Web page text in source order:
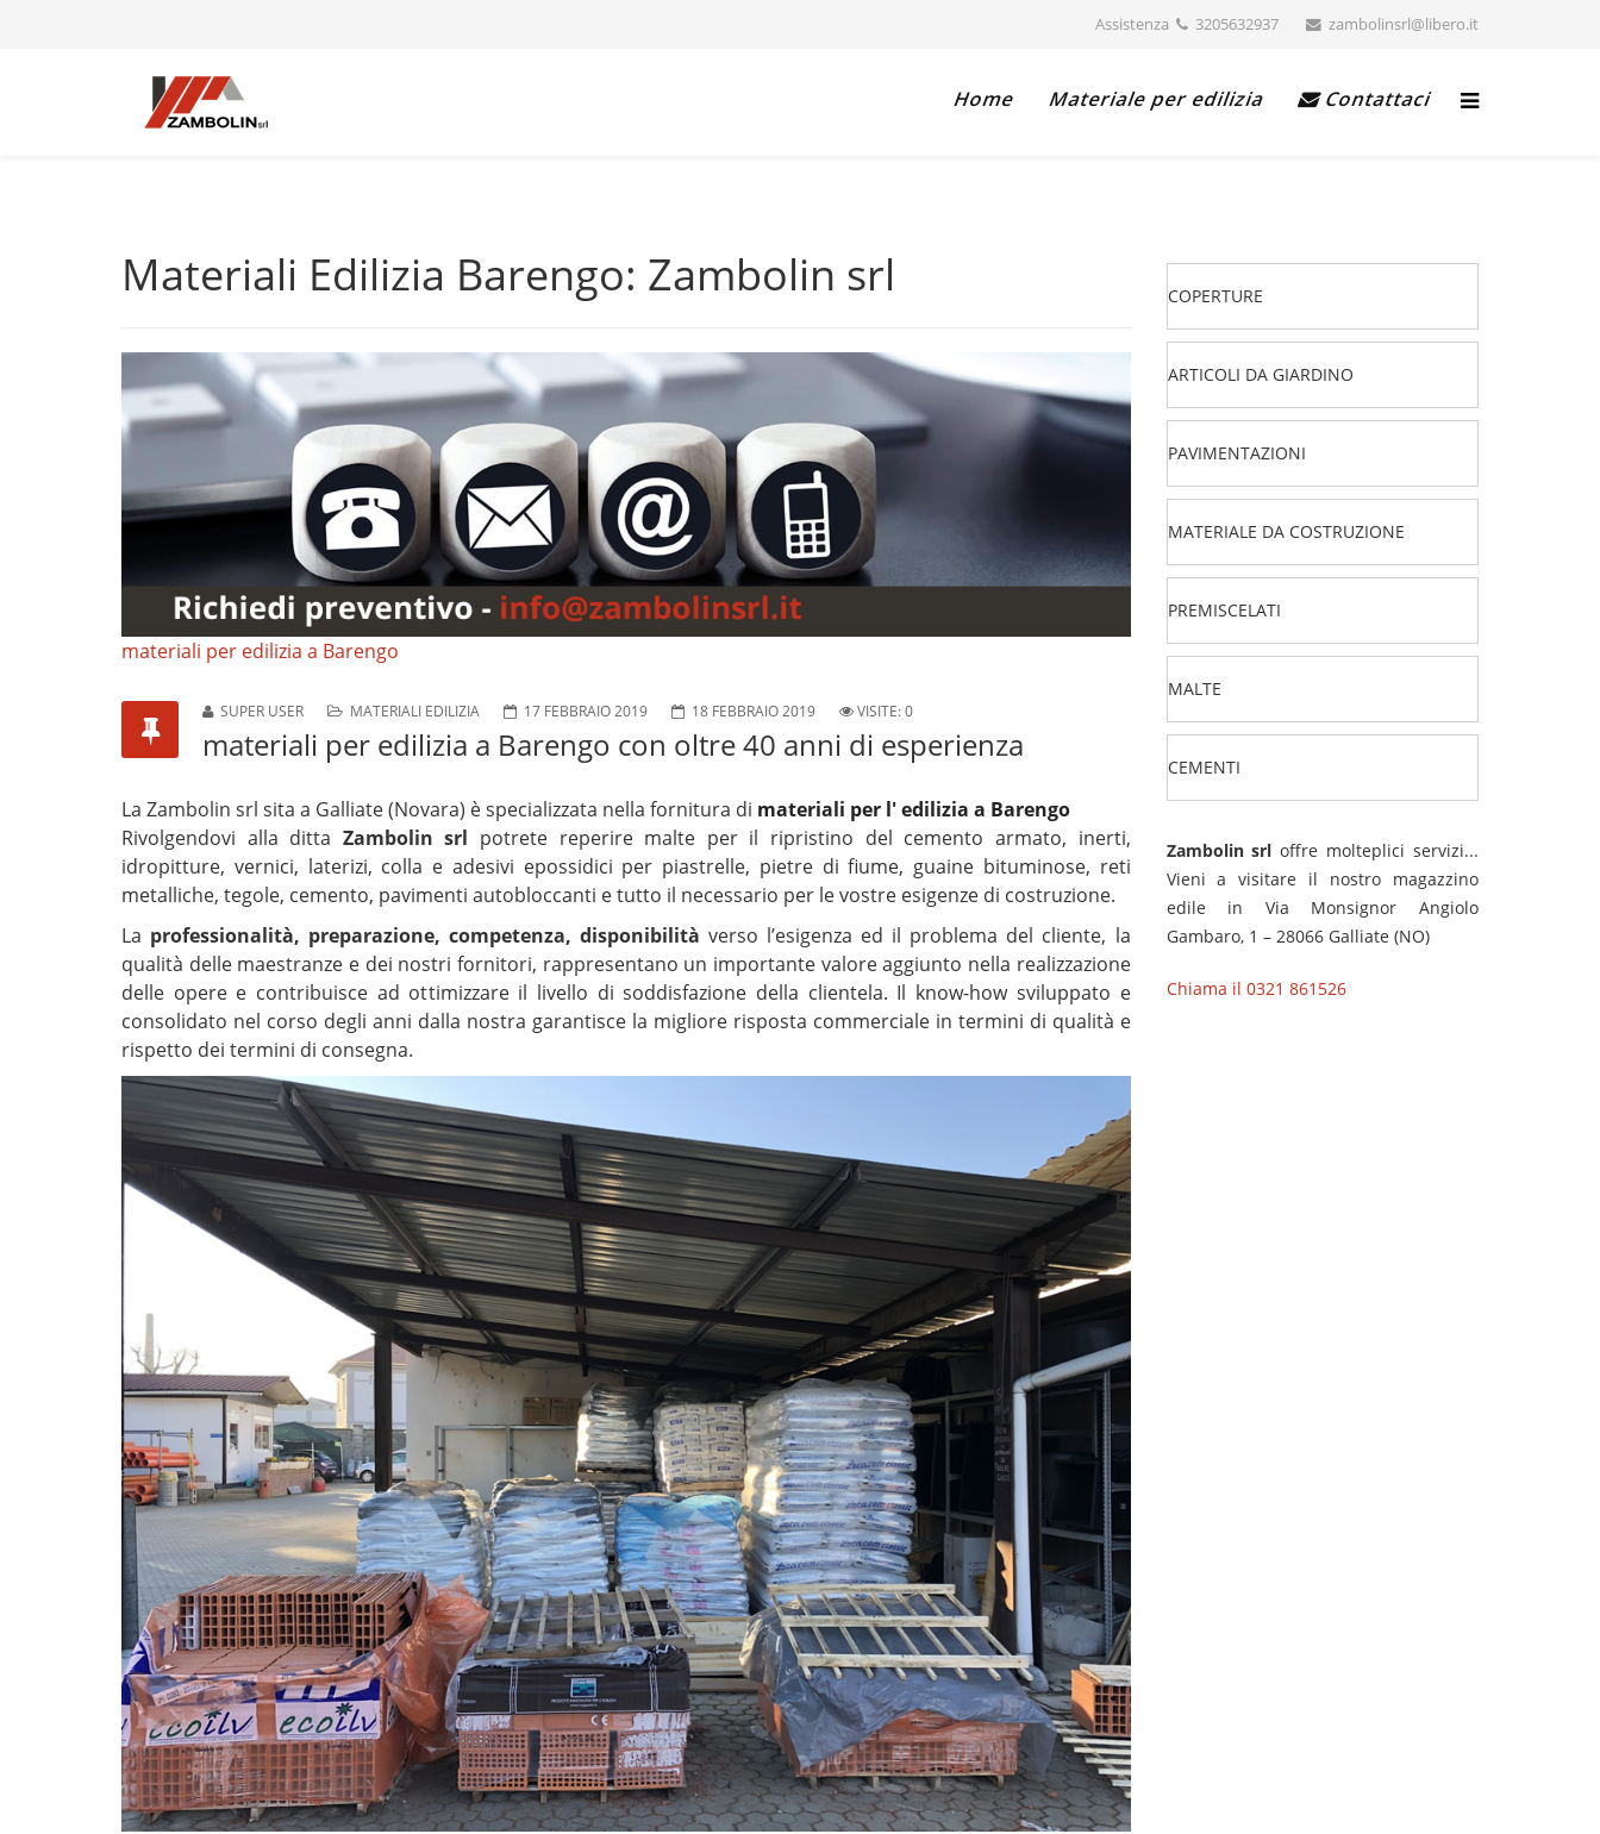
Assistenza 3205632937 zambolinsrl@libero.it
Home Materiale per edilizia Contattaci
Materiali Edilizia Barengo: Zambolin srl
materiali per edilizia a Barengo
SUPER USER MATERIALI EDILIZIA 17 FEBBRAIO 2019 18 FEBBRAIO 2019 VISITE: 0
materiali per edilizia a Barengo con oltre 40 anni di esperienza
La Zambolin srl sita a Galliate (Novara) è specializzata nella fornitura di materiali per l' edilizia a Barengo
Rivolgendovi alla ditta Zambolin srl potrete reperire malte per il ripristino del cemento armato, inerti,
idropitture, vernici, laterizi, colla e adesivi epossidici per piastrelle, pietre di fiume, guaine bituminose, reti
metalliche, tegole, cemento, pavimenti autobloccanti e tutto il necessario per le vostre esigenze di costruzione.
La professionalità, preparazione, competenza, disponibilità verso l’esigenza ed il problema del cliente, la
qualità delle maestranze e dei nostri fornitori, rappresentano un importante valore aggiunto nella realizzazione
delle opere e contribuisce ad ottimizzare il livello di soddisfazione della clientela. Il know-how sviluppato e
consolidato nel corso degli anni dalla nostra garantisce la migliore risposta commerciale in termini di qualità e
rispetto dei termini di consegna.
COPERTURE
ARTICOLI DA GIARDINO
PAVIMENTAZIONI
MATERIALE DA COSTRUZIONE
PREMISCELATI
MALTE
CEMENTI
Zambolin srloffre molteplici servizi...
Vieni a visitare il nostro magazzino
edile in Via Monsignor Angiolo
Gambaro, 1 – 28066 Galliate (NO)
Chiama il 0321 861526